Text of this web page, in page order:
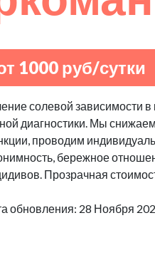
1000 руб/сутки
солевой зависимости в
диагностики. Мы
проводим
бережное
Прозрачная
обновления: 28 Ноября